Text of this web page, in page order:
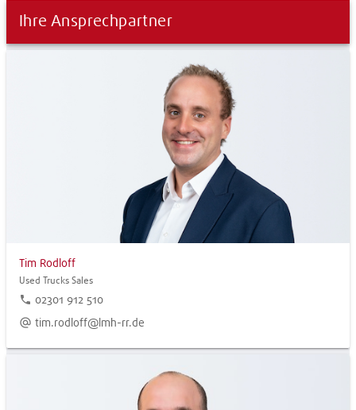
Ihre Ansprechpartner
Tim Rodloff
Used Trucks Sales
phone 02301 912 510
alternate_email tim.rodloff@lmh-rr.de